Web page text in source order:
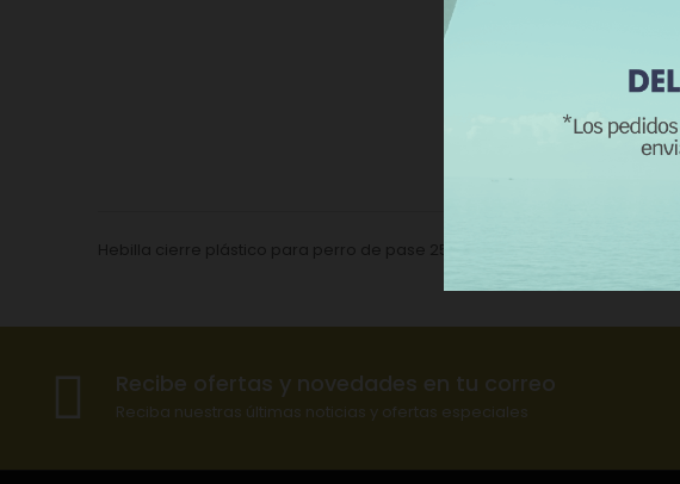
Hebilla cierre plástico para perro de pase 25 mm,con un cierre
Recibe ofertas y novedades en tu correo
Reciba nuestras últimas noticias y ofertas especiales